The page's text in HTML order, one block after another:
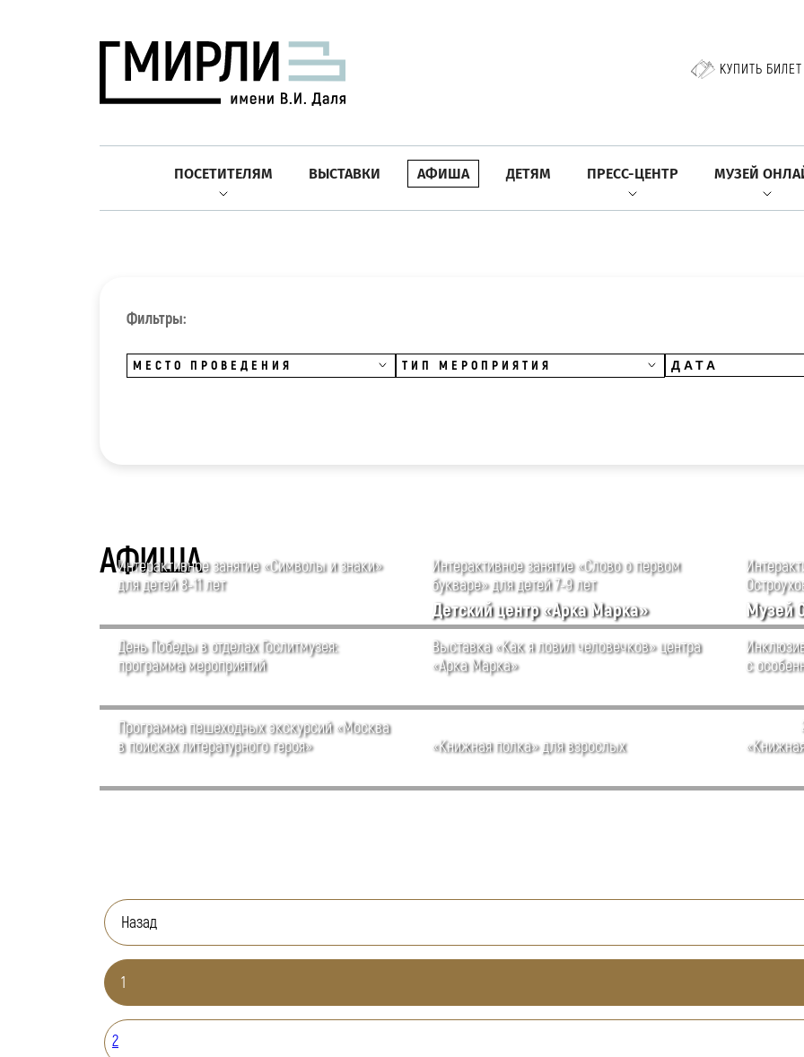
КУПИТЬ БИЛЕТ
ПОСЕТИТЕЛЯМ ВЫСТАВКИ АФИША ДЕТЯМ ПРЕСС-ЦЕНТР МУЗЕЙ
Фильтры:
МЕСТО ПРОВЕДЕНИЯ ТИП МЕРОПРИЯТИЯ
АФИША
Интерактивное занятие «Символы и знаки»
для детей 8-11 лет
Интерактивное занятие «Слово о первом
букваре» для детей 7-9 лет
День Победы в отделах Гослитмузея:
программа мероприятий
Детский центр «Арка Марка»
Выставка «Как я ловил человечков» центра
«Арка Марка»
Музей
с
Программа пешеходных экскурсий «Москва
в поисках литературного героя»
«Книжная полка» для взрослых
Назад
1
2